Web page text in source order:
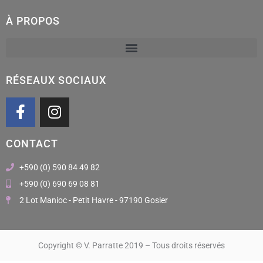
À PROPOS
RÉSEAUX SOCIAUX
F
a
e
b
o
o
k
I
n
t
a
g
r
a
CONTACT
+590 (0) 590 84 49 82
+590 (0) 690 69 08 81
2 Lot Manioc - Petit Havre - 97190 Gosier
Copyright © V. Parratte 2019 – Tous droits réservés